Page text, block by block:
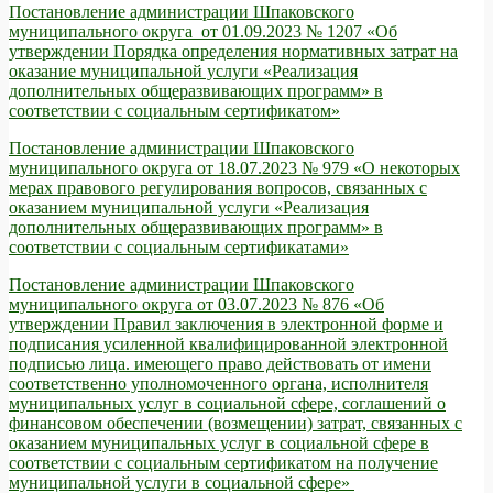
Постановление администрации Шпаковского
муниципального округа от 01.09.2023 № 1207 «Об
утверждении Порядка определения нормативных затрат на
оказание муниципальной услуги «Реализация
дополнительных общеразвивающих программ» в
соответствии с социальным сертификатом»
Постановление администрации Шпаковского
муниципального округа от 18.07.2023 № 979 «О некоторых
мерах правового регулирования вопросов, связанных с
оказанием муниципальной услуги «Реализация
дополнительных общеразвивающих программ» в
соответствии с социальным сертификатами»
Постановление администрации Шпаковского
муниципального округа от 03.07.2023 № 876 «Об
утверждении Правил заключения в электронной форме и
подписания усиленной квалифицированной электронной
подписью лица. имеющего право действовать от имени
соответственно уполномоченного органа, исполнителя
муниципальных услуг в социальной сфере, соглашений о
финансовом обеспечении (возмещении) затрат, связанных с
оказанием муниципальных услуг в социальной сфере в
соответствии с социальным сертификатом на получение
муниципальной услуги в социальной сфере»